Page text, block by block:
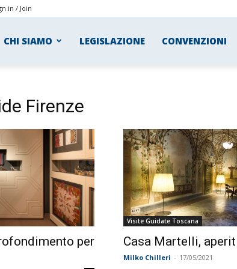
in / Join
CHI SIAMO LEGISLAZIONE CONVENZIONI
Firenze
per
Visite Guidate Toscana
Casa Martelli,
Milko Chilleri - 17/05/2021